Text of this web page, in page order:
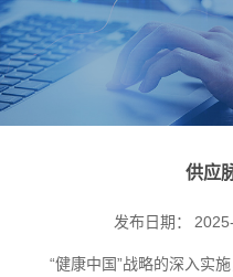
供应
发布日期：
“健康中国”战略的深入实